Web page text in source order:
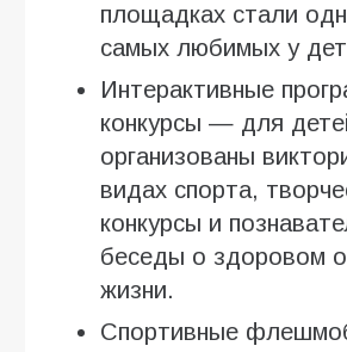
площадках стали
самых любимых у
Интерактивные
конкурсы — для
организованы
видах спорта,
конкурсы и
беседы о здоровом
жизни.
Спортивные